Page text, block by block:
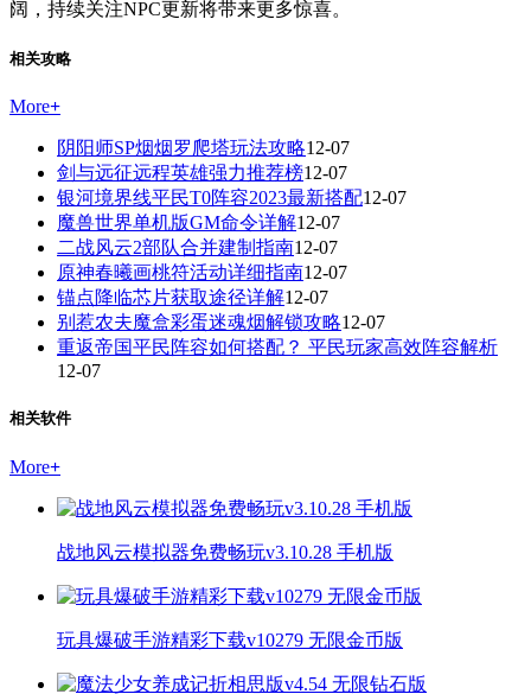
阔，持续关注NPC更新将带来更多惊喜。
相关攻略
More+
阴阳师SP烟烟罗爬塔玩法攻略12-07
剑与远征远程英雄强力推荐榜12-07
银河境界线平民T0阵容2023最新搭配12-07
魔兽世界单机版GM命令详解12-07
二战风云2部队合并建制指南12-07
原神春曦画桃符活动详细指南12-07
锚点降临芯片获取途径详解12-07
别惹农夫魔盒彩蛋迷魂烟解锁攻略12-07
重返帝国平民阵容如何搭配？ 平民玩家高效阵容解析
12-07
相关软件
More+
战地风云模拟器免费畅玩v3.10.28 手机版
玩具爆破手游精彩下载v10279 无限金币版